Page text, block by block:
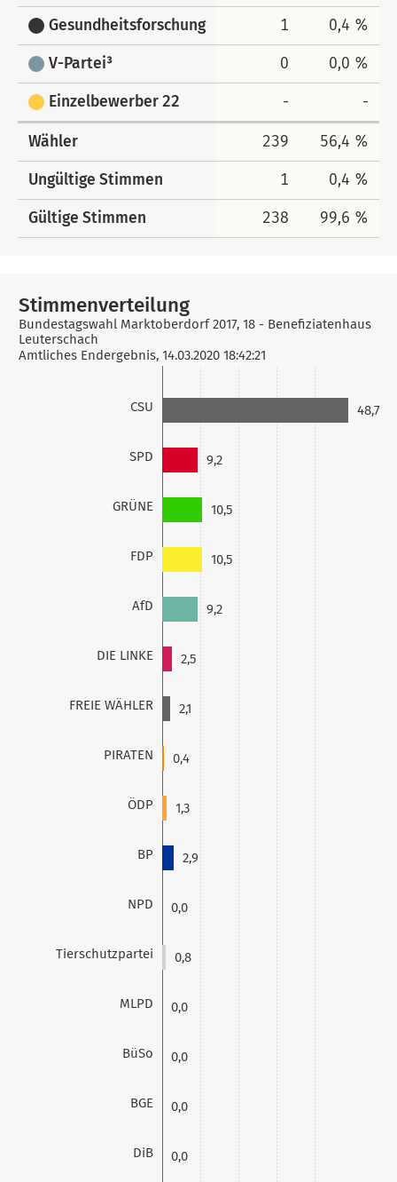
Gesundheitsforschung 1 0,4 %
V-Partei³ 0 0,0 %
Einzelbewerber 22 - -
Wähler 239 56,4 %
Ungültige Stimmen 1 0,4 %
Gültige Stimmen 238 99,6 %
CSU
SPD
GRÜNE
FDP
AfD
DIE LINKE
FREIE WÄHLER
PIRATEN
ÖDP
BP
NPD
Tierschutzpartei
MLPD
BüSo
BGE
DiB
48,7
9,2
10,5
10,5
9,2
2,5
2,1
0,4
1,3
2,9
0,0
0,8
0,0
0,0
0,0
0,0
Stimmenverteilung
Bundestagswahl Marktoberdorf 2017, 18 - Benefiziatenhaus
Leuterschach
Amtliches Endergebnis, 14.03.2020 18:42:21